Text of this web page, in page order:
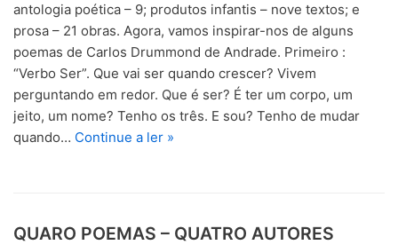
antologia poética – 9; produtos infantis – nove textos; e
prosa – 21 obras. Agora, vamos inspirar-nos de alguns
poemas de Carlos Drummond de Andrade. Primeiro :
“Verbo Ser”. Que vai ser quando crescer? Vivem
perguntando em redor. Que é ser? É ter um corpo, um
jeito, um nome? Tenho os três. E sou? Tenho de mudar
quando… Continue a ler »
QUARO POEMAS – QUATRO AUTORES